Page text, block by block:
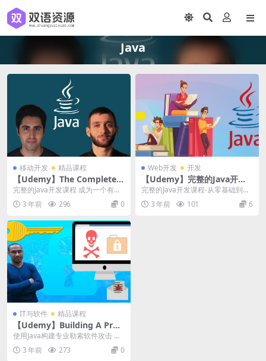
Java
移动开发 精品课程
【Udemy】The Complete J
ava Development Bootcam
完整的Java开发课程 成为一个有经
验的Java开发人员只需一个课程，
本课程完全...
3 年前 296 0
Web开发 开发
【Udemy】完整的Java开发
课程-从零基础到专家
完整的Java开发课程-从零基础到专
家|The Complete Java De...
3 年前 101 6
IT与软件 精品课程
【Udemy】Building A Prof
essional Ransomware Atta
ck Using Java
使用Java构建专业勒索软件攻击 使
用java语言构建高级恶意程序（勒
索软件病毒...
3 年前 273 0